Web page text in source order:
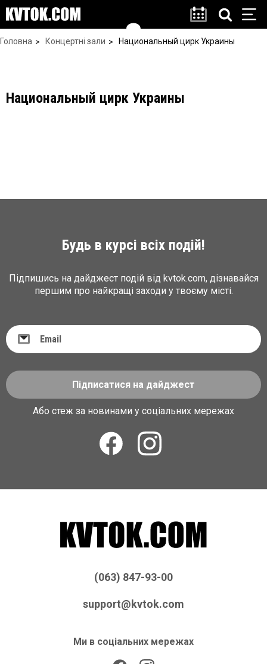
Головна Концертні зали Национальный цирк Украины
Национальный цирк Украины
Будь в курсі всіх подій!
Підпишись на дайджест подій від kvtok.com, дізнавайся
першим про найкращі заходи у твоєму місті.
Підписатися на дайджест
Або стеж за новинами у соціальних мережах
(063) 847-93-00
support@kvtok.com
Ми в соціальних мережах